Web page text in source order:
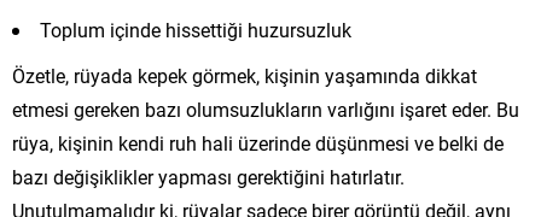
Toplum içinde hissettiği huzursuzluk
Özetle, rüyada kepek görmek, kişinin yaşamında dikkat
etmesi gereken bazı olumsuzlukların varlığını işaret eder. Bu
rüya, kişinin kendi ruh hali üzerinde düşünmesi ve belki de
bazı değişiklikler yapması gerektiğini hatırlatır.
Unutulmamalıdır ki, rüyalar sadece birer görüntü değil, aynı